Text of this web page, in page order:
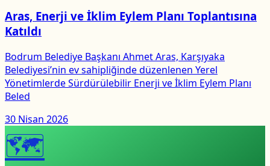
Aras, Enerji ve İklim Eylem Planı Toplantısına
Katıldı
Bodrum Belediye Başkanı Ahmet Aras, Karşıyaka
Belediyesi’nin ev sahipliğinde düzenlenen Yerel
Yönetimlerde Sürdürülebilir Enerji ve İklim Eylem Planı
Beled
30 Nisan 2026
🗺